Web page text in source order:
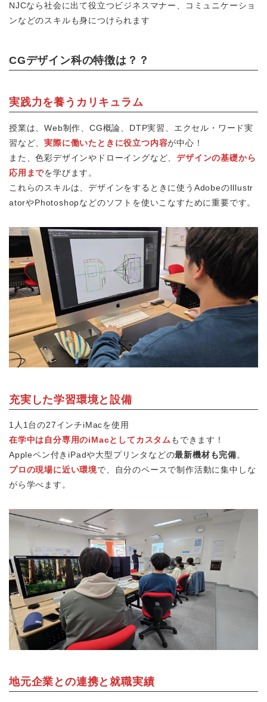
NJCなら社会に出て役立つビジネスマナー、コミュニケーショ
ンなどのスキルも身につけられます
CGデザイン科の特徴は？？
実践力を養うカリキュラム
授業は、Web制作、CG概論、DTP実習、エクセル・ワード実
習など、実際に働いたときに役立つ内容が中心！
また、色彩デザインやドローイングなど、デザインの基礎から
応用までを学びます。
これらのスキルは、デザインをするときに使うAdobeのIllustr
atorやPhotoshopなどのソフトを使いこなすために重要です。
充実した学習環境と設備
1人1台の27インチiMacを使用
在学中は自分専用のiMacとしてカスタムもできます！
Appleペン付きiPadや大型プリンタなどの最新機材も完備。
プロの現場に近い環境で、自分のペースで制作活動に集中しな
がら学べます。
地元企業との連携と就職実績